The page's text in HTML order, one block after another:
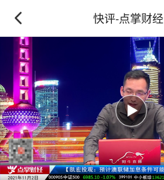
快评-点掌财经